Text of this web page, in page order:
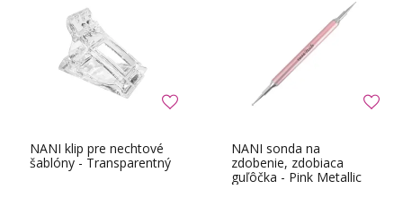
NANI klip pre nechtové
šablóny - Transparentný
NANI sonda na
zdobenie, zdobiaca
guľôčka - Pink Metallic